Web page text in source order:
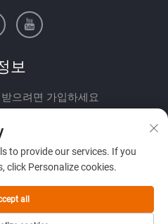
보
으려면 가입하세요
출
to provide our services. If you
click Personalize cookies.
all